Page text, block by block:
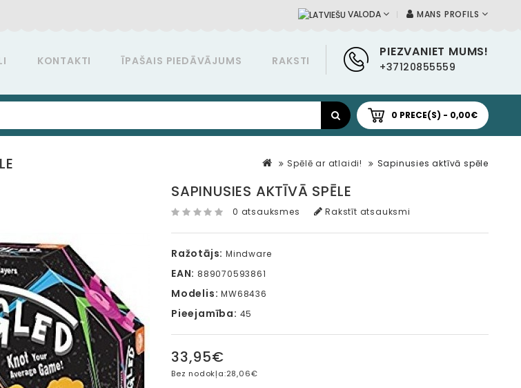
MANS PROFILS
VALODA
PIEZVANIET MUMS!
+37120855559
KONTAKTI ĪPAŠAIS PIEDĀVĀJUMS RAKSTI
0 PRECE(S) - 0,00€
Spēlē ar atlaidi! Sapinusies aktīvā spēle
SAPINUSIES AKTĪVĀ SPĒLE
0 atsauksmes Rakstīt atsauksmi
Ražotājs: Mindware
EAN: 889070593861
Modelis: MW68436
Pieejamība: 45
33,95€
Bez nodokļa:28,06€